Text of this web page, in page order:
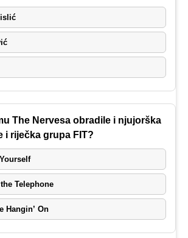
The Nervesa obradile i njujorška
i riječka grupa FIT?
Telephone
Hangin’ On